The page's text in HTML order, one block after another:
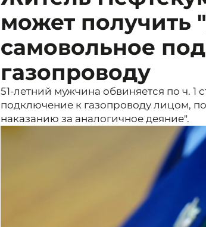
может получить
самовольное
газопроводу
51-летний мужчина обвиняется по ч. 1
подключение к газопроводу лицом,
наказанию за аналогичное деяние".